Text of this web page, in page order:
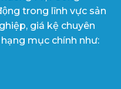
trong lĩnh vực sản
giá kệ chuyên
mục chính như: